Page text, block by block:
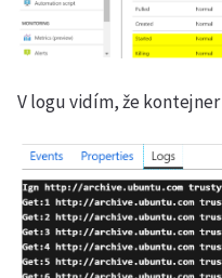
V logu vidím, že